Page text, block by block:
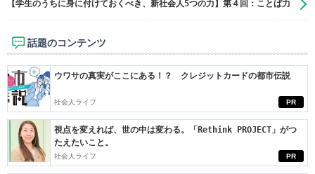
【学生のうちに身に付けておくべき、新社会人5つの力】第４回：ことば力
話題のコンテンツ
PR
ウワサの真実がここにある！？ クレジットカードの都市伝説
社会人ライフ
PR
視点を変えれば、世の中は変わる。「Rethink PROJECT」がつ
たえたいこと。
社会人ライフ